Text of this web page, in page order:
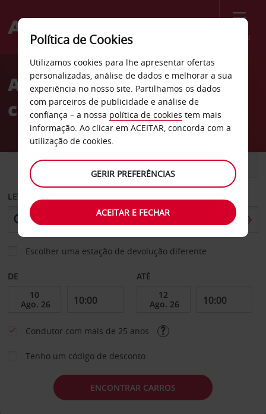
Menu
Welcome
AvisAluguer de
carros Chuncheon
CARRO COMERCIAIS
LEVANTAR EM
Escolher uma estação de devolução diferente
DE ATÉ
Condutor com mais de 25 anos
Tenho um código de desconto
ENCONTRAR CARROS
Política de Cookies
Utilizamos cookies para lhe apresentar ofertas
personalizadas, análise de dados e melhorar a sua
experiência no nosso site. Partilhamos os dados
com parceiros de publicidade e análise de
confiança – a nossa política de cookies tem mais
informação. Ao clicar em ACEITAR, concorda com a
utilização de cookies.
GERIR PREFERÊNCIAS
ACEITAR E FECHAR